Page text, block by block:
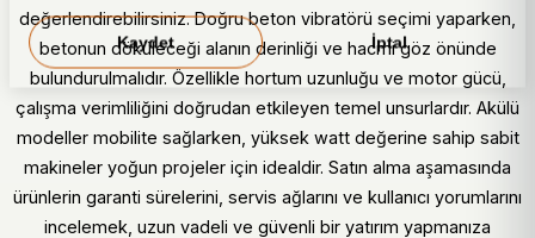
değerlendirebilirsiniz. Doğru beton vibratörü seçimi yaparken,
betonun döküleceği alanın derinliği ve hacmi göz önünde
bulundurulmalıdır. Özellikle hortum uzunluğu ve motor gücü,
çalışma verimliliğini doğrudan etkileyen temel unsurlardır. Akülü
modeller mobilite sağlarken, yüksek watt değerine sahip sabit
makineler yoğun projeler için idealdir. Satın alma aşamasında
ürünlerin garanti sürelerini, servis ağlarını ve kullanıcı yorumlarını
incelemek, uzun vadeli ve güvenli bir yatırım yapmanıza
Kaydet İptal